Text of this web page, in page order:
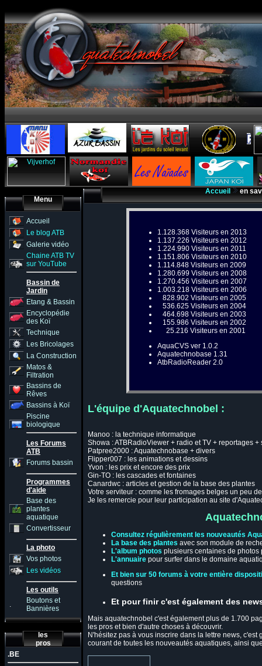
Menu
Accueil
Le blog ATB
Galerie vidéo
Chaine ATB TV
sur YouTube
Bassin de
Jardin
Etang & Bassin
Encyclopédie
des Koï
Technique
Les Bricolages
La Construction
Matos &
Filtration
Bassins de
Rêves
Bassins à Koï
Piscine
biologique
Les Forums
ATB
Forums bassin
Programmes
d'aide
Base des
plantes
aquatique
Convertisseur
La photo
Vos photos
Les vidéos
Les outils
.
Boutons et
Bannières
les
pros
.BE
Accueil en
1.128.368 Visiteurs en 2013
1.137.226 Visiteurs en 2012
1.224.990 Visiteurs en 2011
1.151.806 Visiteurs en 2010
1.114.848 Visiteurs en 2009
1.280.699 Visiteurs en 2008
1.270.456 Visiteurs en 2007
1.003.218 Visiteurs en 2006
828.902 Visiteurs en 2005
536.625 Visiteurs en 2004
464.698 Visiteurs en 2003
155.986 Visiteurs en 2002
25.216 Visiteurs en 2001
AquaCVS ver 1.0.2
Aquatechnobase 1.31
AtbRadioReader 2.0
L'équipe d'Aquatechnobel :
Manoo : la technique informatique
Showa : ATBRadioViewer + radio et TV + reportages +
Patpree2000 : Aquatechnobase + divers
Flipper007 : les animations et dessins
Yvon : les prix et encore des prix
Gin-TO : les cascades et fontaines
Canardwc : articles et gestion de la base des plantes
Votre serviteur : comme les fromages belges un peu
Je les remercie pour leur participation au site
Consultez régulièrement les nouveautés
La base des plantes avec son module de
L'album photos plusieurs centaines de
L'annuaire pour surfer dans le domaine
Et bien sur 50 forums à votre entière
questions
Et pour finir c'est également des
Mais aquatechnobel c'est également plus de 1.700
les pros et bien d'autre choses à découvrir.
N'hésitez pas à vous inscrire dans la lettre news,
courant de toutes les nouveautés aquatiques, ainsi